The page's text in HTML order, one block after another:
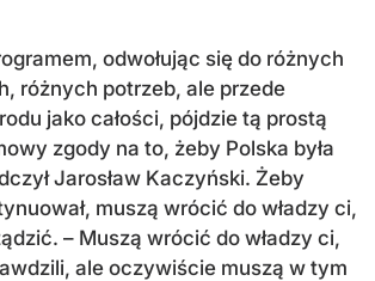
odwołując się do różnych
różnych potrzeb, ale przede
jako całości, pójdzie tą prostą
zgody na to, żeby Polska była
Jarosław Kaczyński. Żeby
muszą wrócić do władzy ci,
– Muszą wrócić do władzy ci,
ale oczywiście muszą w tym